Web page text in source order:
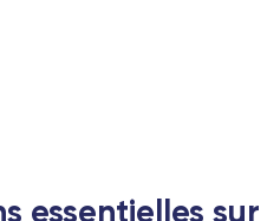
essentielles